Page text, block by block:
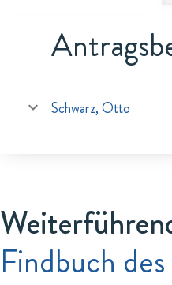
Schwarz, Otto
Findbuch